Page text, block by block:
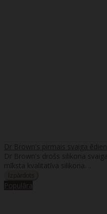
Dr Brown's pirmais svaiga
Dr Brown's drošs silikona
mīksta kvalitatīva silikona. ..
Populāra